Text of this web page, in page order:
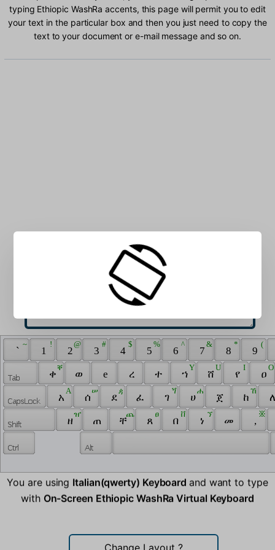
typing Ethiopic WashRa accents, this page will permit you to edit
your text in the particular box and then you just need to copy the
text to your document or e-mail message and so on.
Type Ethiopic WashRa characters into the box:
`
~
1
!
2
@
3
#
4
$
5
%
6
^
7
&
8
*
9
(
ቀ
ቐ
ወ e ረ ተ ኀ
Y
ሸ
U
የ
I
ዐ
O
አ
A
ሰ
ሠ
ደ
ዻ
ፈ ገ
ጘ
ሀ
ሐ
ጀ ከ
ኸ
ዘ
ዠ
ጠ ቸ
ጨ
ጸ
ፀ
በ
ቨ
ነ
ኘ
መ ,
፠
You are using Italian(qwerty) Keyboard and want to type
with On-Screen Ethiopic WashRa Virtual Keyboard
Change Layout ?